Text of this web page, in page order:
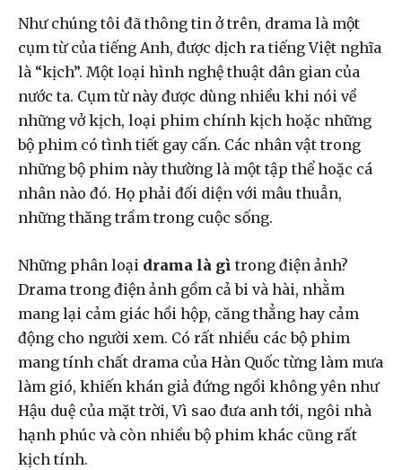
Như chúng tôi đã thông tin ở trên, drama là một
cụm từ của tiếng Anh, được dịch ra tiếng Việt nghĩa
là “kịch”. Một loại hình nghệ thuật dân gian của
nước ta. Cụm từ này được dùng nhiều khi nói về
những vở kịch, loại phim chính kịch hoặc những
bộ phim có tình tiết gay cấn. Các nhân vật trong
những bộ phim này thường là một tập thể hoặc cá
nhân nào đó. Họ phải đối diện với mâu thuẫn,
những thăng trầm trong cuộc sống.
Những phân loại drama là gì trong điện ảnh?
Drama trong điện ảnh gồm cả bi và hài, nhằm
mang lại cảm giác hồi hộp, căng thẳng hay cảm
động cho người xem. Có rất nhiều các bộ phim
mang tính chất drama của Hàn Quốc từng làm mưa
làm gió, khiến khán giả đứng ngồi không yên như
Hậu duệ của mặt trời, Vì sao đưa anh tới, ngôi nhà
hạnh phúc và còn nhiều bộ phim khác cũng rất
kịch tính.